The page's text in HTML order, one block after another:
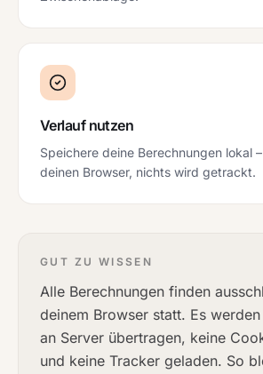
Verlauf nutzen
Speichere deine Berechnungen lokal
deinen Browser, nichts wird getrackt.
GUT ZU WISSEN
Alle Berechnungen finden
deinem Browser statt. Es
an Server übertragen, keine
und keine Tracker geladen. So